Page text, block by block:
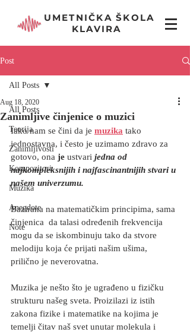
UMETNIČKA ŠKOLA
KLAVIRA
Post
All Posts
Teorija
Zanimljivosti
Kompozitori
Muzika
Anegdote
Note
All Posts
Zanimljive činjenice o muzici
Aug 18, 2020
Iako nam se čini da je muzika tako
jednostavna, i često je uzimamo zdravo za
gotovo, ona je ustvari jedna od
najkompleksnijih i najfascinantnijih stvari u
našem univerzumu.
Bazirana na matematičkim principima, sama
činjenica  da talasi određenih frekvencija
mogu da se iskombinuju tako da stvore
melodiju koja će prijati našim ušima,
prilično je neverovatna.
Muzika je nešto što je ugrađeno u fizičku
strukturu našeg sveta. Proizilazi iz istih
zakona fizike i matematike na kojima je
temelji čitav naš svet unutar molekula i